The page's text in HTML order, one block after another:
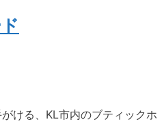
ける、KL市内のブティックホ